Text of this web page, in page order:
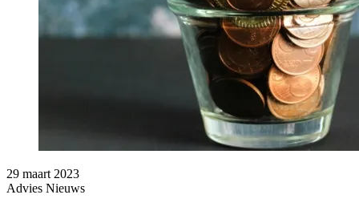
29 maart 2023
Advies Nieuws